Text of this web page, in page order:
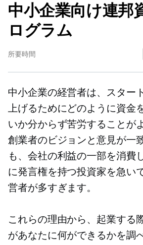
中小企業向け連邦
ログラム
所要時間
中小企業の経営者は、スター
上げるためにどのように資金
いか分からず苦労することが
創業者のビジョンと意見が一
も、会社の利益の一部を消費
に発言権を持つ投資家を急い
営者が多すぎます。
これらの理由から、起業する
があなたに何ができるかを調